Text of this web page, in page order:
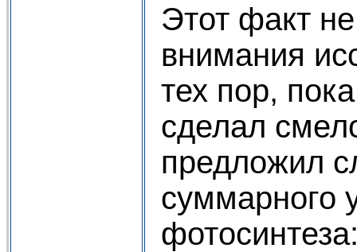
Этот факт
внимания
тех пор,
сделал
предложил
суммарного